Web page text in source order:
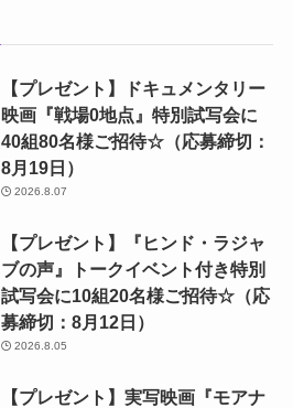
【プレゼント】ドキュメンタリー
映画『戦場0地点』特別試写会に
40組80名様ご招待☆（応募締切：
8月19日）
2026.8.07
【プレゼント】『ヒンド・ラジャ
ブの声』トークイベント付き特別
試写会に10組20名様ご招待☆（応
募締切：8月12日）
2026.8.05
【プレゼント】実写映画『モアナ